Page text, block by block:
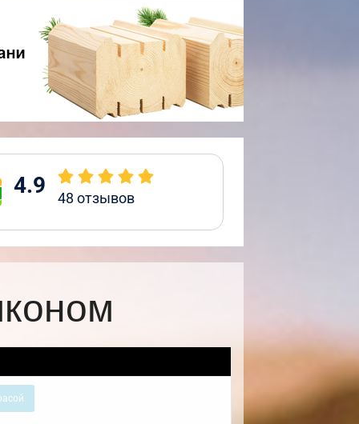
4.9 48 отзывов